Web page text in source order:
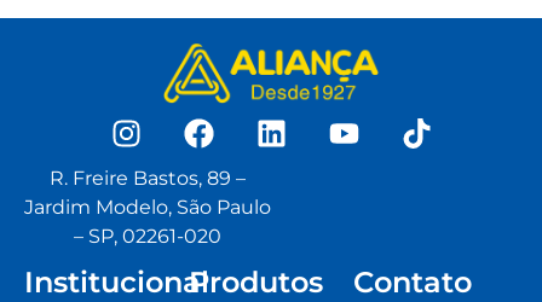
R. Freire Bastos, 89 –
Jardim Modelo, São Paulo
– SP, 02261-020
InstitucionalProdutos Contato